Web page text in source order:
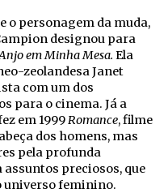
o personagem da muda,
designou para
em Minha Mesa. Ela
zeolandesa Janet
com um dos
para o cinema. Já a
em 1999Romance, filme
dos homens, mas
pela profunda
preciosos, que
universo feminino.